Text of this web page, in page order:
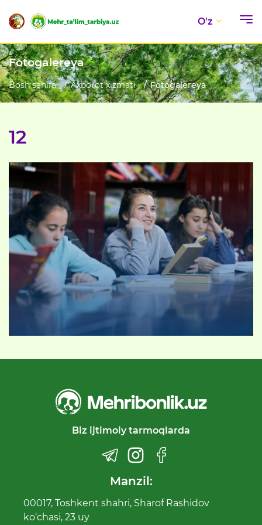
O'z
Fotogalereya
Bosh sahifa Axborot xizmati Fotogalereya
12
Biz ijtimoiy tarmoqlarda
Manzil:
00017, Toshkent shahri, Sharof Rashidov
ko‘chasi, 23 uy